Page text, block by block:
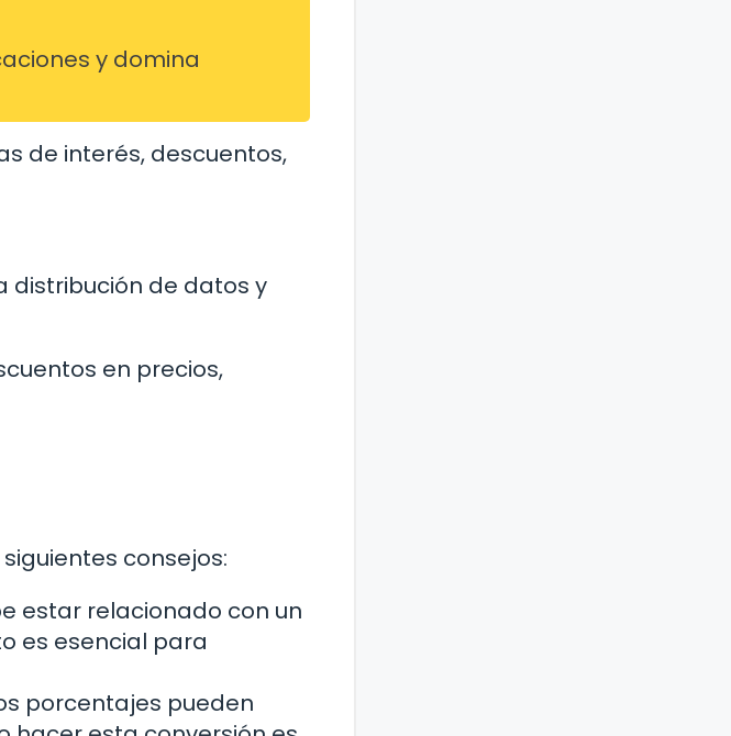
y domina
de interés, descuentos,
distribución de datos y
en precios,
consejos:
estar relacionado con un
es esencial para
porcentajes pueden